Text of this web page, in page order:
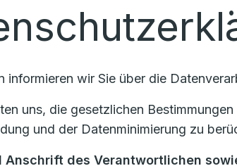
informieren wir Sie über die
uns, die gesetzlichen
und der Datenminimierung zu
Anschrift des Verantwortlichen